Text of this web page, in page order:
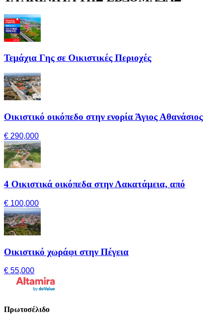
Τεμάχια Γης σε Οικιστικές Περιοχές
Οικιστικό οικόπεδο στην ενορία Άγιος Αθανάσιος
€ 290,000
4 Οικιστικά οικόπεδα στην Λακατάμεια, από
€ 100,000
Οικιστικό χωράφι στην Πέγεια
€ 55,000
Πρωτοσέλιδο